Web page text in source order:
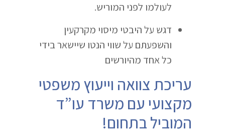
לעולמו לפני המוריש.
דגש על היבטי מיסוי מקרקעין
והשפעתם על שווי הנטו שיישאר בידי
כל אחד מהיורשים
עריכת צוואה וייעוץ משפטי
מקצועי עם משרד עו”ד
המוביל בתחום!